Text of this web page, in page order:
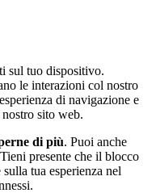
sul tuo dispositivo.
le interazioni col nostro
di navigazione e
sito web.
di più. Puoi anche
presente che il blocco
tua esperienza nel